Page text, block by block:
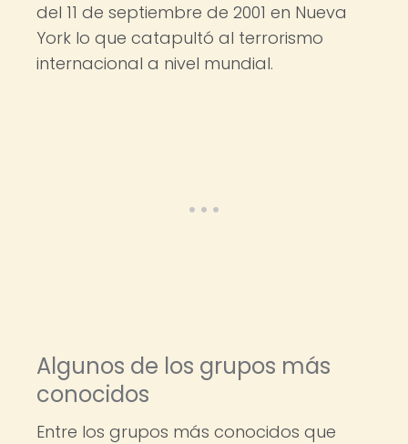
del 11 de septiembre de 2001 en Nueva
York lo que catapultó al terrorismo
internacional a nivel mundial.
Algunos de los grupos más
conocidos
Entre los grupos más conocidos que